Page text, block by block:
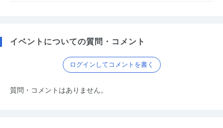
イベントについての質問・コメント
ログインしてコメントを書く
質問・コメントはありません。